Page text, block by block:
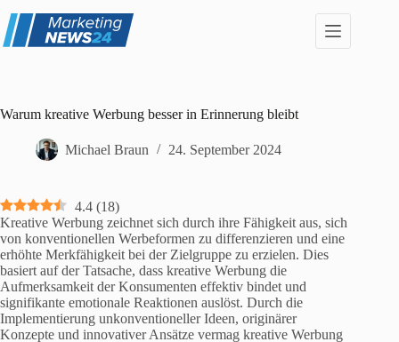
Inhalt
springen
Warum kreative Werbung besser in Erinnerung bleibt
Michael Braun 24. September 2024
4.4 (18)
Kreative Werbung zeichnet sich durch ihre Fähigkeit aus, sich
von konventionellen Werbeformen zu differenzieren und eine
erhöhte Merkfähigkeit bei der Zielgruppe zu erzielen. Dies
basiert auf der Tatsache, dass kreative Werbung die
Aufmerksamkeit der Konsumenten effektiv bindet und
signifikante emotionale Reaktionen auslöst. Durch die
Implementierung unkonventioneller Ideen, originärer
Konzepte und innovativer Ansätze vermag kreative Werbung